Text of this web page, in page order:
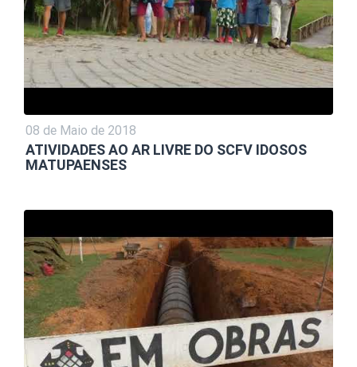
08 de Maio de 2018
ATIVIDADES AO AR LIVRE DO SCFV IDOSOS
MATUPAENSES